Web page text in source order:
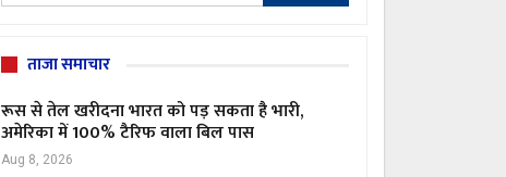
ताजा समाचार
रूस से तेल खरीदना भारत को पड़ सकता है भारी,
अमेरिका में 100% टैरिफ वाला बिल पास
Aug 8, 2026